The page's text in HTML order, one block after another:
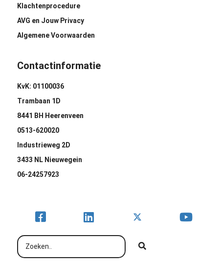
Klachtenprocedure
AVG en Jouw Privacy
Algemene Voorwaarden
Contactinformatie
KvK: 01100036
Trambaan 1D
8441 BH Heerenveen
0513-620020
Industrieweg 2D
3433 NL Nieuwegein
06-24257923